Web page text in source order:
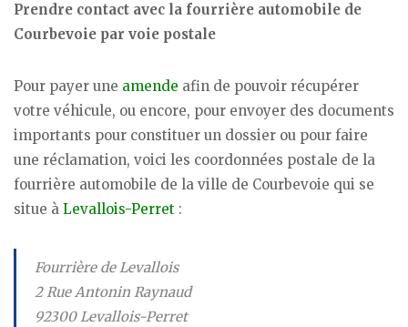
Prendre contact avec la fourrière automobile de
Courbevoie par voie postale
Pour payer une amende afin de pouvoir récupérer
votre véhicule, ou encore, pour envoyer des documents
importants pour constituer un dossier ou pour faire
une réclamation, voici les coordonnées postale de la
fourrière automobile de la ville de Courbevoie qui se
situe à Levallois-Perret :
Fourrière de Levallois
2 Rue Antonin Raynaud
92300 Levallois-Perret